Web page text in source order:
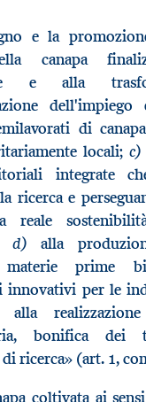
e la
canapa
e alla
di
locali; c)
integrate
ricerca e
reale
d) alla
materie prime
innovativi per le
alla
bonifica dei
ricerca» (art. 1,
coltivata ai